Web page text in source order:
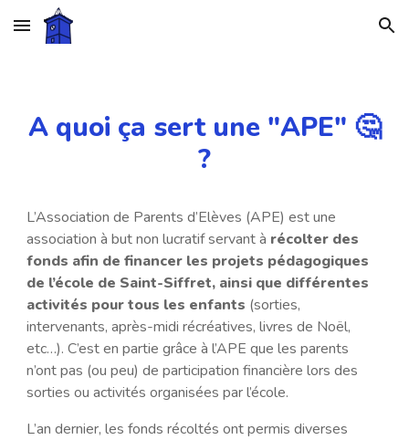
Skip to main content Skip to navigation
A quoi ça sert une "APE" 🤔
?
L’Association de Parents d’Elèves (APE) est une
association à but non lucratif servant à récolter des
fonds afin de financer les projets pédagogiques
de l’école de Saint-Siffret, ainsi que différentes
activités pour tous les enfants (sorties,
intervenants, après-midi récréatives, livres de Noël,
etc…). C’est en partie grâce à l’APE que les parents
n’ont pas (ou peu) de participation financière lors des
sorties ou activités organisées par l’école.
L’an dernier, les fonds récoltés ont permis diverses